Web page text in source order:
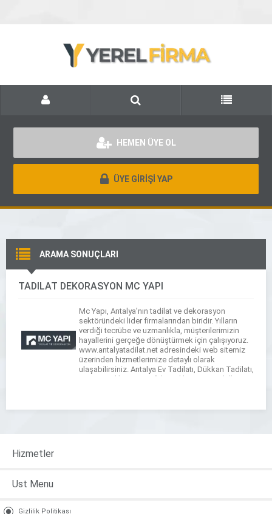
HEMEN ÜYE OL
ÜYE GİRİŞİ YAP
ARAMA SONUÇLARI
TADİLAT DEKORASYON MC YAPI
Mc Yapı, Antalya’nın tadilat ve dekorasyon
sektöründeki lider firmalarından biridir. Yılların
verdiği tecrübe ve uzmanlıkla, müşterilerimizin
hayallerini gerçeğe dönüştürmek için çalışıyoruz.
www.antalyatadilat.net adresindeki web sitemiz
üzerinden hizmetlerimize detaylı olarak
ulaşabilirsiniz. Antalya Ev Tadilatı, Dükkan Tadilatı,
Banyo Tadilatı ve Mutfak Tadilatı ,3D modelleme
fonksiyonelliği […]
Hizmetler
Ust Menu
Gizlilik Politikası